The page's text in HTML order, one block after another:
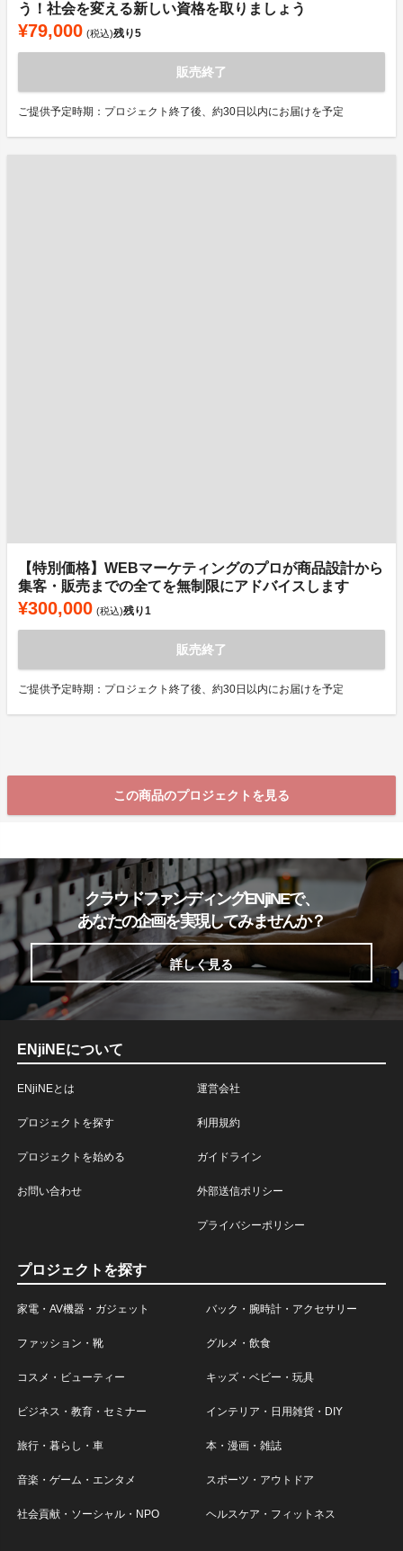
う！社会を変える新しい資格を取りましょう
¥79,000 (税込)残り5
販売終了
ご提供予定時期：プロジェクト終了後、約30日以内にお届けを予定
【特別価格】WEBマーケティングのプロが商品設計から
集客・販売までの全てを無制限にアドバイスします
¥300,000 (税込)残り1
販売終了
ご提供予定時期：プロジェクト終了後、約30日以内にお届けを予定
この商品のプロジェクトを見る
クラウドファンディングENjiNEで、
あなたの企画を実現してみませんか？
詳しく見る
ENjiNEについて
ENjiNEとは
プロジェクトを探す
プロジェクトを始める
お問い合わせ
運営会社
利用規約
ガイドライン
外部送信ポリシー
プライバシーポリシー
プロジェクトを探す
家電・AV機器・ガジェット バック・腕時計・アクセサリー
ファッション・靴 グルメ・飲食
コスメ・ビューティー キッズ・ベビー・玩具
ビジネス・教育・セミナー インテリア・日用雑貨・DIY
旅行・暮らし・車 本・漫画・雑誌
音楽・ゲーム・エンタメ スポーツ・アウトドア
社会貢献・ソーシャル・NPO ヘルスケア・フィットネス